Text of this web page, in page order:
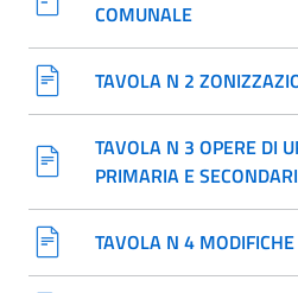
COMUNALE
TAVOLA N 2
TAVOLA N 3 OPERE DI
PRIMARIA E
TAVOLA N 4